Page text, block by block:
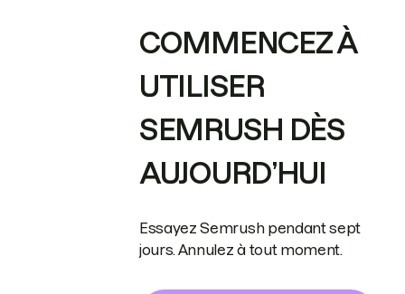
COMMENCEZ À
UTILISER
SEMRUSH DÈS
AUJOURD’HUI
Essayez Semrush pendant sept
jours. Annulez à tout moment.